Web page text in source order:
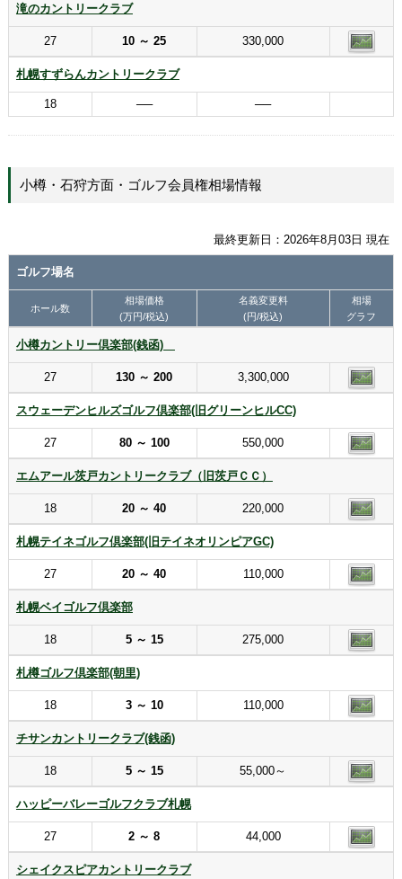
滝のカントリークラブ
27 10 ～ 25 330,000
札幌すずらんカントリークラブ
18 ── ──
小樽・石狩方面・ゴルフ会員権相場情報
最終更新日：2026年8月03日 現在
ゴルフ場名
ホール数
相場価格
(万円/税込)
名義変更料
(円/税込)
相場
グラフ
小樽カントリー倶楽部(銭函)
27 130 ～ 200 3,300,000
スウェーデンヒルズゴルフ倶楽部(旧グリーンヒルCC)
27 80 ～ 100 550,000
エムアール茨戸カントリークラブ（旧茨戸ＣＣ）
18 20 ～ 40 220,000
札幌テイネゴルフ倶楽部(旧テイネオリンピアGC)
27 20 ～ 40 110,000
札幌ベイゴルフ倶楽部
18 5 ～ 15 275,000
札樽ゴルフ倶楽部(朝里)
18 3 ～ 10 110,000
チサンカントリークラブ(銭函)
18 5 ～ 15 55,000～
ハッピーバレーゴルフクラブ札幌
27 2 ～ 8 44,000
シェイクスピアカントリークラブ